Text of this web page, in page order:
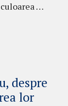
…
despre
lor